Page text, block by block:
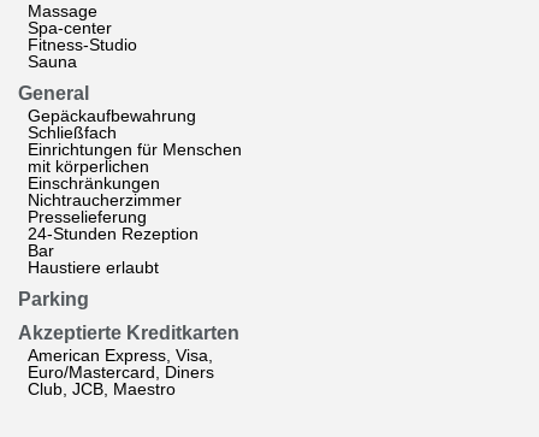
Massage
Spa-center
Fitness-Studio
Sauna
General
Gepäckaufbewahrung
Schließfach
Einrichtungen für Menschen
mit körperlichen
Einschränkungen
Nichtraucherzimmer
Presselieferung
24-Stunden Rezeption
Bar
Haustiere erlaubt
Parking
Akzeptierte Kreditkarten
American Express, Visa,
Euro/Mastercard, Diners
Club, JCB, Maestro